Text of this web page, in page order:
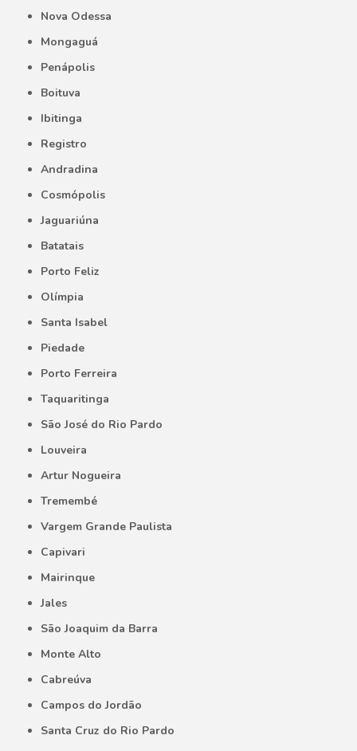
Nova Odessa
Mongaguá
Penápolis
Boituva
Ibitinga
Registro
Andradina
Cosmópolis
Jaguariúna
Batatais
Porto Feliz
Olímpia
Santa Isabel
Piedade
Porto Ferreira
Taquaritinga
São José do Rio Pardo
Louveira
Artur Nogueira
Tremembé
Vargem Grande Paulista
Capivari
Mairinque
Jales
São Joaquim da Barra
Monte Alto
Cabreúva
Campos do Jordão
Santa Cruz do Rio Pardo